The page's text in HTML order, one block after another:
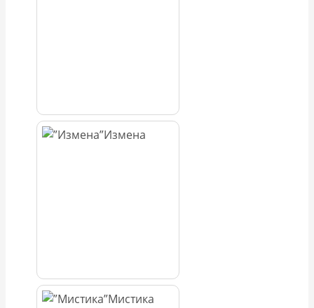
Измена
Мистика